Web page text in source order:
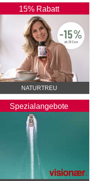
15% Rabatt
NATURTREU
Spezialangebote